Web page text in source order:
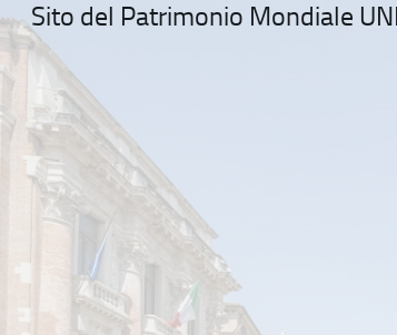
Sito del Patrimonio Mondiale